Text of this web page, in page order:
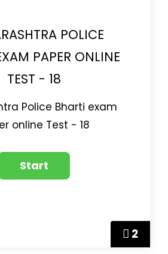
2
POLICE
PAPER ONLINE
TEST - 18
Police Bharti exam
online Test - 18